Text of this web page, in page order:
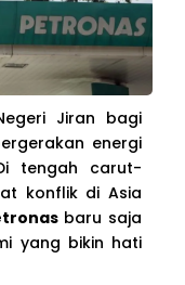
Jiran bagi
energi
tengah carut-
konflik di Asia
baru saja
yang bikin hati